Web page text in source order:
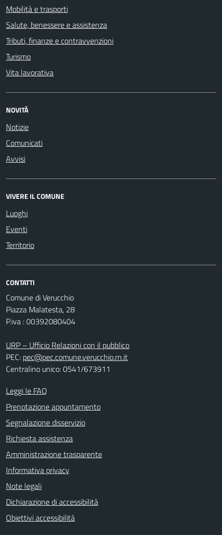
Mobilità e trasporti
Salute, benessere e assistenza
Tributi, finanze e contravvenzioni
Turismo
Vita lavorativa
NOVITÀ
Notizie
Comunicati
Avvisi
VIVERE IL COMUNE
Luoghi
Eventi
Territorio
CONTATTI
Comune di Verucchio
Piazza Malatesta, 28
P.iva : 00392080404
URP – Ufficio Relazioni con il pubblico
PEC: pec@pec.comune.verucchio.rn.it
Centralino unico: 0541/673911
Leggi le FAQ
Prenotazione appuntamento
Segnalazione disservizio
Richiesta assistenza
Amministrazione trasparente
Informativa privacy
Note legali
Dichiarazione di accessibilità
Obiettivi accessibilità